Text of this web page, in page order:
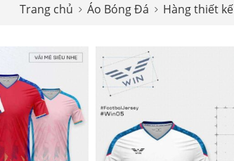
Trang chủ Áo Bóng Đá Hàng thiết kế